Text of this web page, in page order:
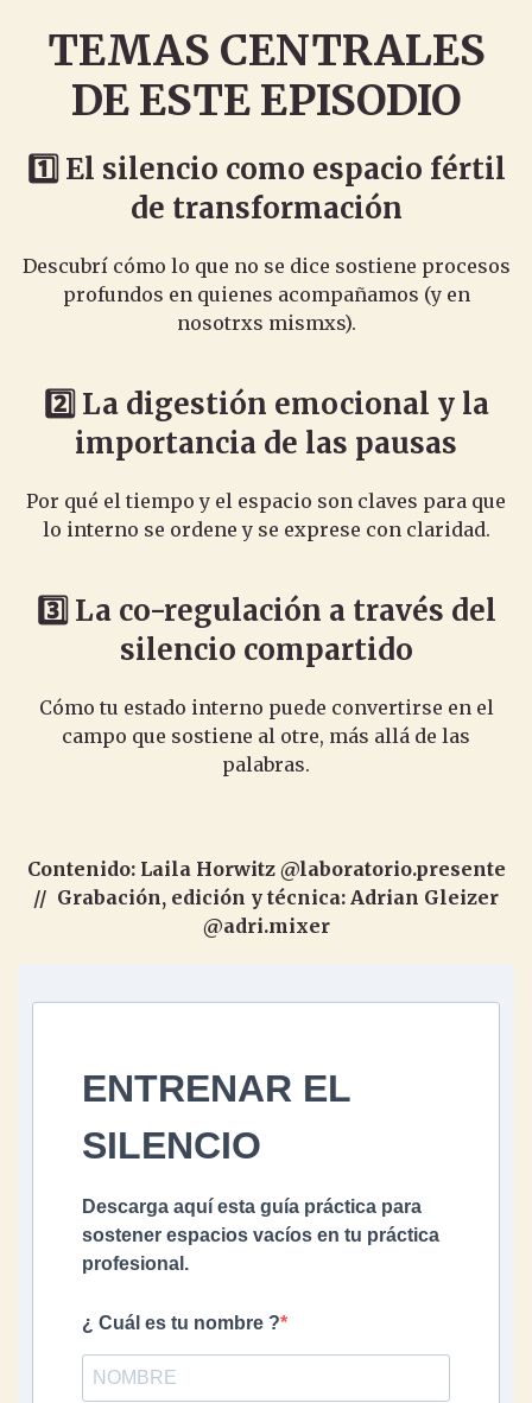
TEMAS CENTRALES
DE ESTE EPISODIO
1️⃣El silencio como espacio fértil
de transformación
Descubrí cómo lo que no se dice sostiene procesos
profundos en quienes acompañamos (y en
nosotrxs mismxs).
2️⃣La digestión emocional y la
importancia de las pausas
Por qué el tiempo y el espacio son claves para que
lo interno se ordene y se exprese con claridad.
3️⃣La co-regulación a través del
silencio compartido
Cómo tu estado interno puede convertirse en el
campo que sostiene al otre, más allá de las
palabras.
Contenido: Laila Horwitz @laboratorio.presente
// Grabación, edición y técnica: Adrian Gleizer
@adri.mixer
ENTRENAR EL
SILENCIO
Descarga aquí esta guía práctica para
sostener espacios vacíos en tu práctica
profesional.
¿ Cuál es tu nombre ?